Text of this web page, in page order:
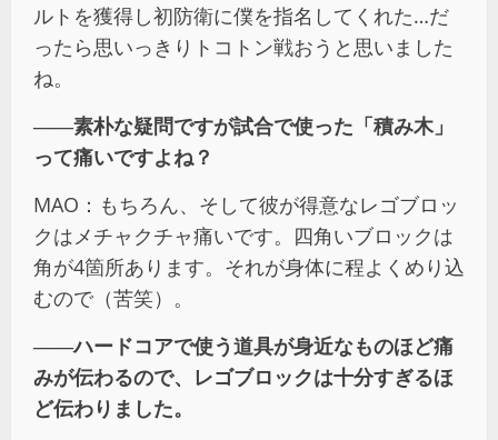
ルトを獲得し初防衛に僕を指名してくれた…だ
ったら思いっきりトコトン戦おうと思いました
ね。
――素朴な疑問ですが試合で使った「積み木」
って痛いですよね？
MAO：もちろん、そして彼が得意なレゴブロッ
クはメチャクチャ痛いです。四角いブロックは
角が4箇所あります。それが身体に程よくめり込
むので（苦笑）。
――ハードコアで使う道具が身近なものほど痛
みが伝わるので、レゴブロックは十分すぎるほ
ど伝わりました。